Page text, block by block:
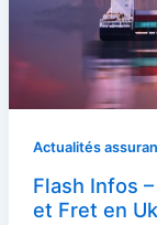
Actualités
Flash Infos
et Fret en